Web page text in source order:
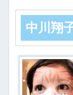
中川翔